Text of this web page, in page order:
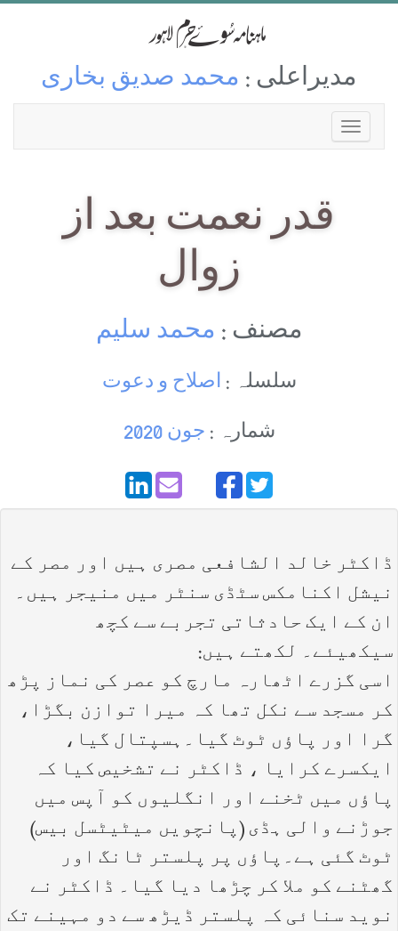
مدیراعلی : محمد صدیق بخاری
قدر نعمت بعد از
زوال
مصنف : محمد سلیم
سلسلہ : اصلاح و دعوت
شمارہ : جون 2020
ڈاکٹر خالد الشافعی مصری ہیں اور مصر کے
نیشل اکنامکس سٹڈی سنٹر میں منیجر ہیں۔
ان کے ایک حادثاتی تجربے سے کچھ
سیکھیئے۔ لکھتے ہیں:
اسی گزرے اٹھارہ مارچ کو عصر کی نماز پڑھ
کر مسجد سے نکل تھا کہ میرا توازن بگڑا،
گرا اور پاؤں ٹوٹ گیا۔ہسپتال گیا،
ایکسرے کرایا ، ڈاکٹر نے تشخیص کیا کہ
پاؤں میں ٹخنے اور انگلیوں کو آپس میں
جوڑنے والی ہڈی (پانچویں میٹیٹسل بیس)
ٹوٹ گئی ہے۔پاؤں پر پلستر ٹانگ اور
گھٹنے کو ملا کر چڑھا دیا گیا۔ ڈاکٹر نے
نوید سنائی کہ پلستر ڈیڑھ سے دو مہینے تک